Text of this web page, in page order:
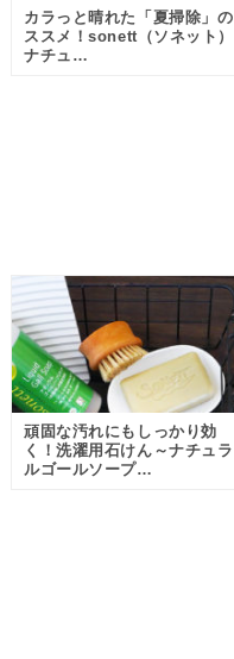
カラっと晴れた「夏掃除」の
ススメ！sonett（ソネット）
ナチュ…
頑固な汚れにもしっかり効
く！洗濯用石けん～ナチュラ
ルゴールソープ…